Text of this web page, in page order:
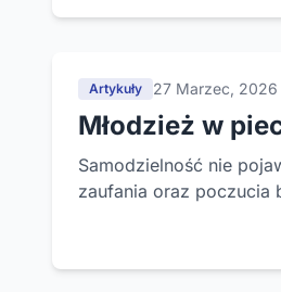
Artykuły 27 Marzec, 2026
Młodzież w
Samodzielność nie
zaufania oraz poczucia